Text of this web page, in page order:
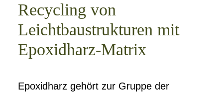
Recycling von
Leichtbaustrukturen mit
Epoxidharz-Matrix
Epoxidharz gehört zur Gruppe der